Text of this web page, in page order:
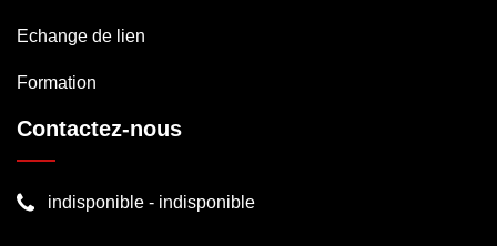
Echange de lien
Formation
Contactez-nous
indisponible - indisponible